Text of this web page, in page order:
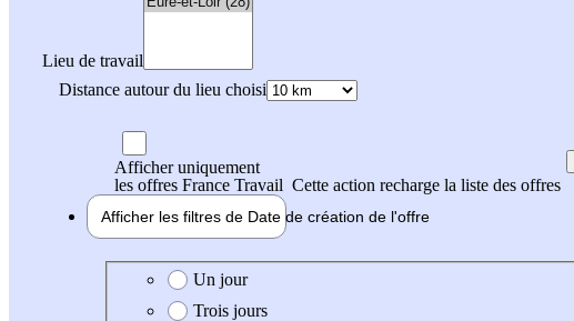
Lieu de travail
Distance autour du lieu choisi
Afficher uniquement
les offres France Travail Cette action recharge la liste des offres
Afficher les filtres de Date de création de l'offre
Date de création de l'offre
Un jour
Trois jours